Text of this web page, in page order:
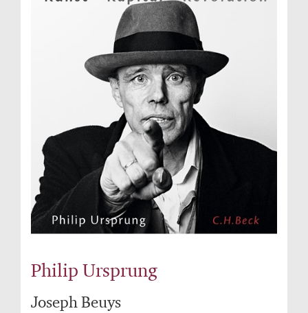
Philip Ursprung
Joseph Beuys